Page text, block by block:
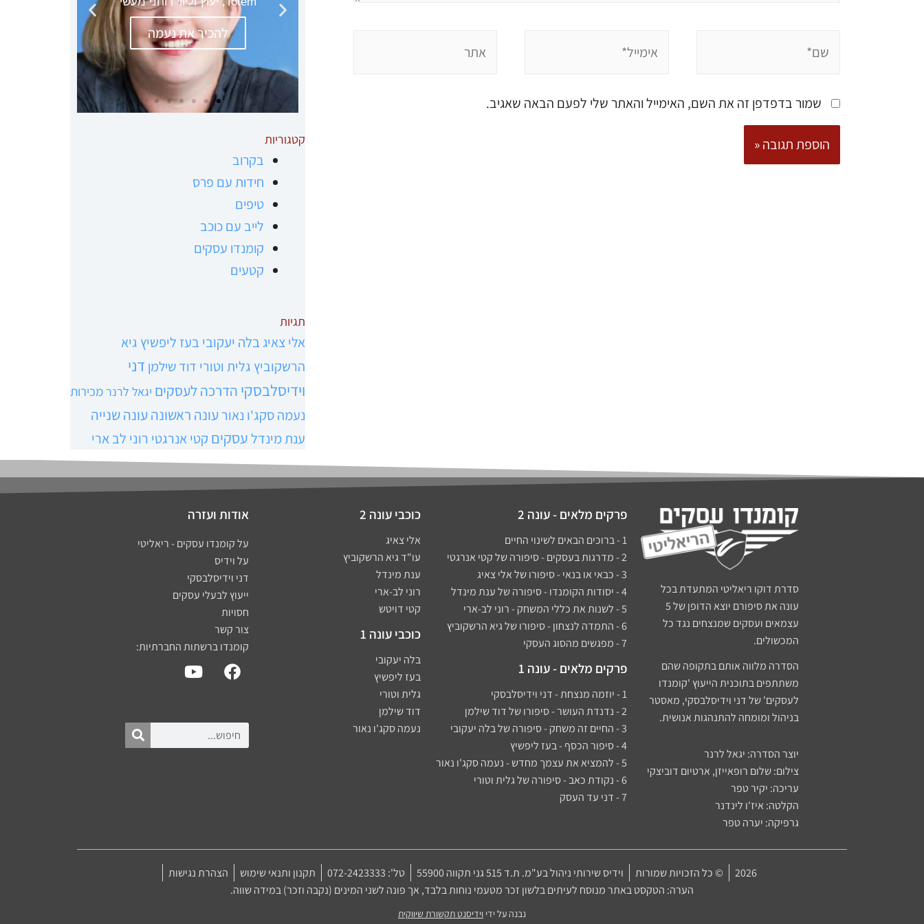
שמור בדפדפן זה את השם, האימייל והאתר שלי לפעם הבאה שאגיב.
קטגוריות
בקרוב
חידות עם פרס
טיפים
לייב עם כוכב
קומנדו עסקים
קטעים
תגיות
אלי צאיגבלה יעקובי בעז ליפשיץ גיא
הרשקוביץ גלית וטורי דוד שילמן דני
וידיסלבסקי הדרכה לעסקים יגאל לרנרמכירות
נעמה סקג'ו נאורעונה ראשונהעונה שנייה
ענת מינדלעסקים קטי אנרגטי רוני לב ארי
סדרת דוקו ריאליטי המתעדת בכל
עונה את סיפורם יוצא הדופן של 5
עצמאים ועסקים שמנצחים נגד כל
המכשולים.
הסדרה מלווה אותם בתקופה שהם
משתתפים בתוכנית הייעוץ 'קומנדו
לעסקים' של דני וידיסלבסקי, מאסטר
בניהול ומומחה להתנהגות אנושית.
יוצר הסדרה: יגאל לרנר
צילום: שלום רופאייזן, ארטיום דוביצקי
עריכה: יקיר טפר
הקלטה: איז'ו לינדנר
גרפיקה: יערה טפר
פרקים מלאים - עונה 2
1 - ברוכים הבאים לשינוי החיים
2 - מדרגות בעסקים - סיפורה של קטי אנרגטי
3 - כבאי או בנאי - סיפורו של אלי צאיג
4 - יסודות הקומנדו - סיפורה של ענת מינדל
5 - לשנות את כללי המשחק - רוני לב-ארי
6 - התמדה לנצחון - סיפורו של גיא הרשקוביץ
7 - מפגשים מהסוג העסקי
פרקים מלאים - עונה 1
1 - יוזמה מנצחת - דני וידיסלבסקי
2 - נדנדת העושר - סיפורו של דוד שילמן​
3 - החיים זה משחק - סיפורה של בלה יעקובי
4 - סיפור הכסף - בעז ליפשיץ
5 - להמציא את עצמך מחדש - נעמה סקג'ו נאור
6 - נקודת כאב - סיפורה של גלית וטורי
7 - דני עד העסק
כוכבי עונה 2
אלי צאיג
עו"ד גיא הרשקוביץ
ענת מינדל
רוני לב-ארי
קטי דויטש
כוכבי עונה 1
בלה יעקובי
בעז ליפשיץ
גלית וטורי
דוד שילמן
נעמה סקג'ו נאור
אודות ועזרה
על קומנדו עסקים - ריאליטי
על וידיס
דני וידיסלבסקי
ייעוץ לבעלי עסקים
חסויות
צור קשר
קומנדו ברשתות החברתיות:
2026 © כל הזכויות שמורות וידיס שירותי ניהול בע"מ. ת.ד 515 גני תקווה 55900 טל': 072-2423333 תקנון ותנאי שימוש
הצהרת נגישות
הערה: הטקסט באתר מנוסח לעיתים בלשון זכר מטעמי נוחות בלבד, אך פונה לשני המינים (נקבה וזכר) במידה שווה.
נבנה על ידי וידיסנט תקשורת שיווקית